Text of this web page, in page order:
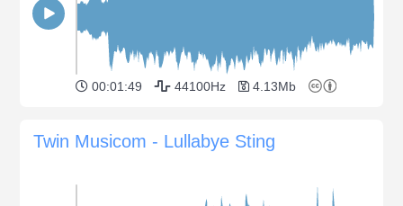
00:01:49 44100Hz 4.13Mb
Twin Musicom - Lullabye Sting